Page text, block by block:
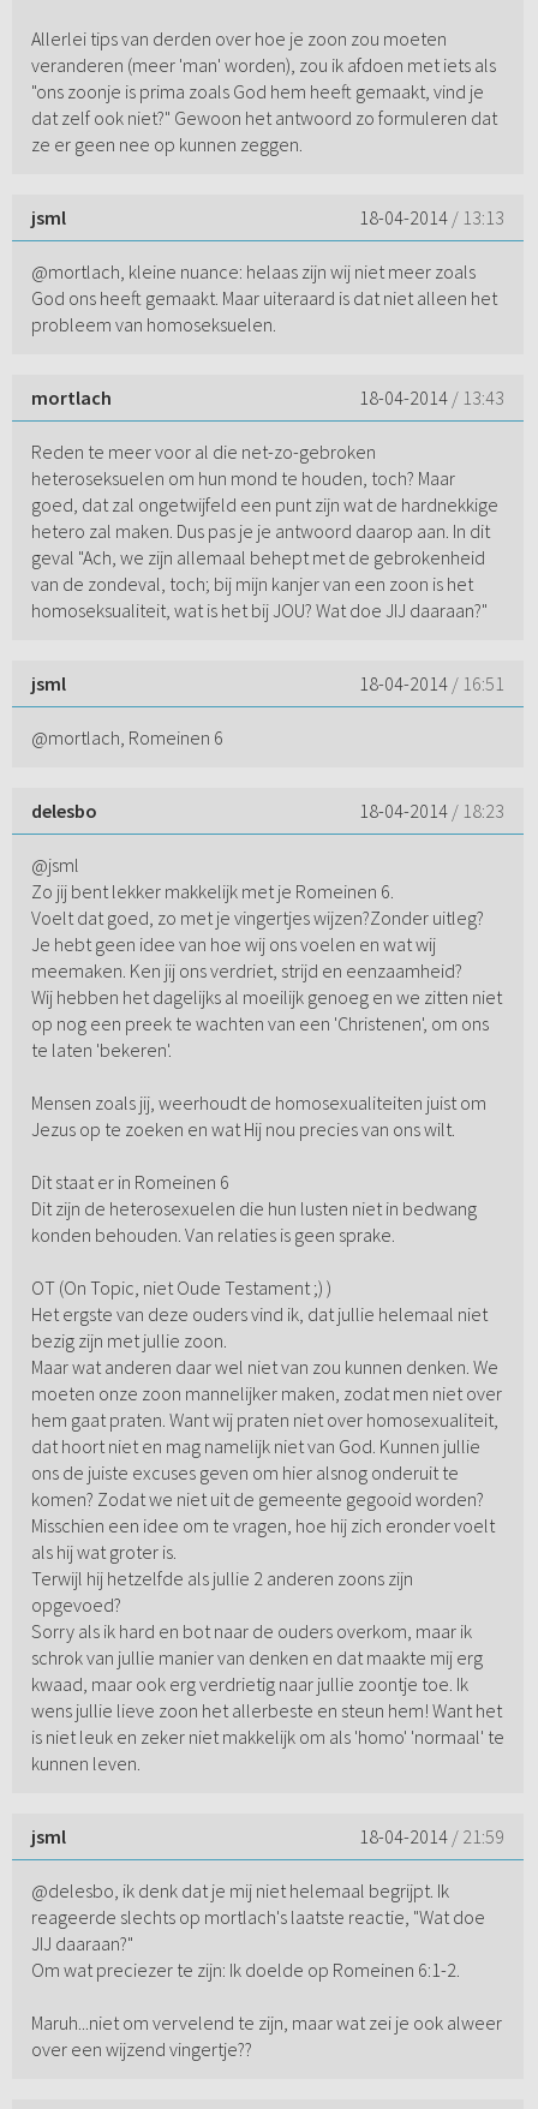
Allerlei tips van derden over hoe je zoon zou moeten
veranderen (meer 'man' worden), zou ik afdoen met iets als
"ons zoonje is prima zoals God hem heeft gemaakt, vind je
dat zelf ook niet?" Gewoon het antwoord zo formuleren dat
ze er geen nee op kunnen zeggen.
jsml 18-04-2014 / 13:13
@mortlach, kleine nuance: helaas zijn wij niet meer zoals
God ons heeft gemaakt. Maar uiteraard is dat niet alleen het
probleem van homoseksuelen.
mortlach 18-04-2014 / 13:43
Reden te meer voor al die net-zo-gebroken
heteroseksuelen om hun mond te houden, toch? Maar
goed, dat zal ongetwijfeld een punt zijn wat de hardnekkige
hetero zal maken. Dus pas je je antwoord daarop aan. In dit
geval "Ach, we zijn allemaal behept met de gebrokenheid
van de zondeval, toch; bij mijn kanjer van een zoon is het
homoseksualiteit, wat is het bij JOU? Wat doe JIJ daaraan?"
jsml 18-04-2014 / 16:51
@mortlach, Romeinen 6
delesbo 18-04-2014 / 18:23
@jsml
Zo jij bent lekker makkelijk met je Romeinen 6.
Voelt dat goed, zo met je vingertjes wijzen?Zonder uitleg?
Je hebt geen idee van hoe wij ons voelen en wat wij
meemaken. Ken jij ons verdriet, strijd en eenzaamheid?
Wij hebben het dagelijks al moeilijk genoeg en we zitten niet
op nog een preek te wachten van een 'Christenen', om ons
te laten 'bekeren'.
Mensen zoals jij, weerhoudt de homosexualiteiten juist om
Jezus op te zoeken en wat Hij nou precies van ons wilt.
Dit staat er in Romeinen 6
Dit zijn de heterosexuelen die hun lusten niet in bedwang
konden behouden. Van relaties is geen sprake.
OT (On Topic, niet Oude Testament ;) )
Het ergste van deze ouders vind ik, dat jullie helemaal niet
bezig zijn met jullie zoon.
Maar wat anderen daar wel niet van zou kunnen denken. We
moeten onze zoon mannelijker maken, zodat men niet over
hem gaat praten. Want wij praten niet over homosexualiteit,
dat hoort niet en mag namelijk niet van God. Kunnen jullie
ons de juiste excuses geven om hier alsnog onderuit te
komen? Zodat we niet uit de gemeente gegooid worden?
Misschien een idee om te vragen, hoe hij zich eronder voelt
als hij wat groter is.
Terwijl hij hetzelfde als jullie 2 anderen zoons zijn
opgevoed?
Sorry als ik hard en bot naar de ouders overkom, maar ik
schrok van jullie manier van denken en dat maakte mij erg
kwaad, maar ook erg verdrietig naar jullie zoontje toe. Ik
wens jullie lieve zoon het allerbeste en steun hem! Want het
is niet leuk en zeker niet makkelijk om als 'homo' 'normaal' te
kunnen leven.
jsml 18-04-2014 / 21:59
@delesbo, ik denk dat je mij niet helemaal begrijpt. Ik
reageerde slechts op mortlach's laatste reactie, "Wat doe
JIJ daaraan?"
Om wat preciezer te zijn: Ik doelde op Romeinen 6:1-2.
Maruh...niet om vervelend te zijn, maar wat zei je ook alweer
over een wijzend vingertje??